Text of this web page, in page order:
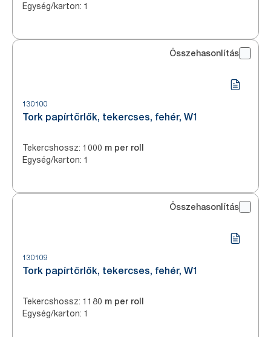
Egység/karton: 1
Összehasonlítás
130100
Tork papírtörlők, tekercses, fehér, W1
Tekercshossz: 1000 m per roll
Egység/karton: 1
Összehasonlítás
130109
Tork papírtörlők, tekercses, fehér, W1
Tekercshossz: 1180 m per roll
Egység/karton: 1